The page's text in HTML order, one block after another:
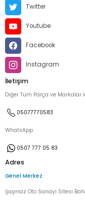
Twitter
Youtube
Facebook
Instagram
İletişim
Diğer Tüm Parça ve Markalar
05077770583
WhatsApp
0507 777 05 83
Adres
Genel Merkez
Şaşmaz Oto Sanayi Sitesi